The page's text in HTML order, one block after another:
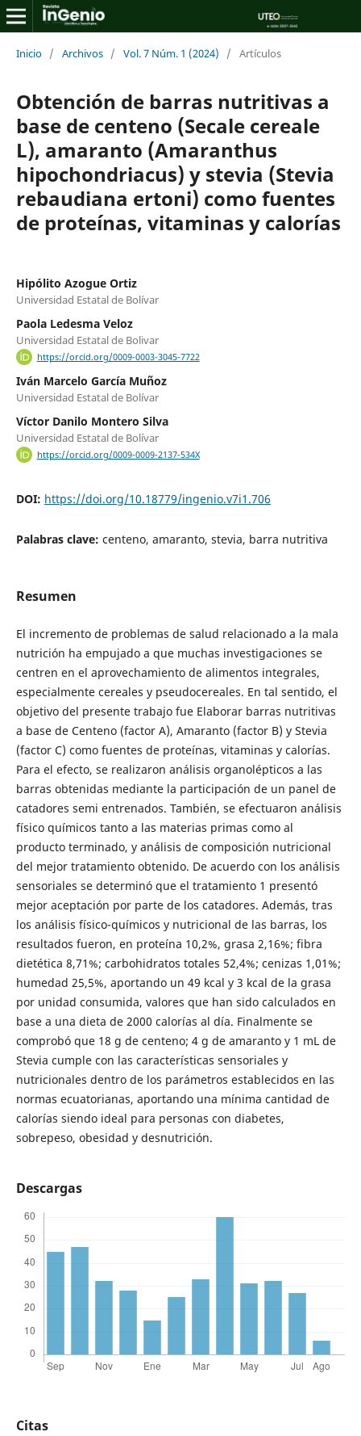
Inicio / Archivos / Vol. 7 Núm. 1 (2024) / Artículos
Obtención de barras nutritivas a
base de centeno (Secale cereale
L), amaranto (Amaranthus
hipochondriacus) y stevia (Stevia
rebaudiana ertoni) como fuentes
de proteínas, vitaminas y calorías
Hipólito Azogue Ortiz
Universidad Estatal de Bolívar
Paola Ledesma Veloz
Universidad Estatal de Bolivar
https://orcid.org/0009-0003-3045-7722
Iván Marcelo García Muñoz
Universidad Estatal de Bolívar
Víctor Danilo Montero Silva
Universidad Estatal de Bolívar
https://orcid.org/0009-0009-2137-534X
DOI: https://doi.org/10.18779/ingenio.v7i1.706
Palabras clave: centeno, amaranto, stevia, barra nutritiva
Resumen
El incremento de problemas de salud relacionado a la mala
nutrición ha empujado a que muchas investigaciones se
centren en el aprovechamiento de alimentos integrales,
especialmente cereales y pseudocereales. En tal sentido, el
objetivo del presente trabajo fue Elaborar barras nutritivas
a base de Centeno (factor A), Amaranto (factor B) y Stevia
(factor C) como fuentes de proteínas, vitaminas y calorías.
Para el efecto, se realizaron análisis organolépticos a las
barras obtenidas mediante la participación de un panel de
catadores semi entrenados. También, se efectuaron análisis
físico químicos tanto a las materias primas como al
producto terminado, y análisis de composición nutricional
del mejor tratamiento obtenido. De acuerdo con los análisis
sensoriales se determinó que el tratamiento 1 presentó
mejor aceptación por parte de los catadores. Además, tras
los análisis físico-químicos y nutricional de las barras, los
resultados fueron, en proteína 10,2%, grasa 2,16%; fibra
dietética 8,71%; carbohidratos totales 52,4%; cenizas 1,01%;
humedad 25,5%, aportando un 49 kcal y 3 kcal de la grasa
por unidad consumida, valores que han sido calculados en
base a una dieta de 2000 calorías al día. Finalmente se
comprobó que 18 g de centeno; 4 g de amaranto y 1 mL de
Stevia cumple con las características sensoriales y
nutricionales dentro de los parámetros establecidos en las
normas ecuatorianas, aportando una mínima cantidad de
calorías siendo ideal para personas con diabetes,
sobrepeso, obesidad y desnutrición.
Descargas
Citas